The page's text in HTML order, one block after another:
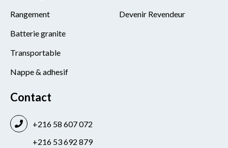
Rangement
Batterie granite
Transportable
Nappe & adhesif
Devenir Revendeur
Contact
+216 58 607 072
+216 53 692 879